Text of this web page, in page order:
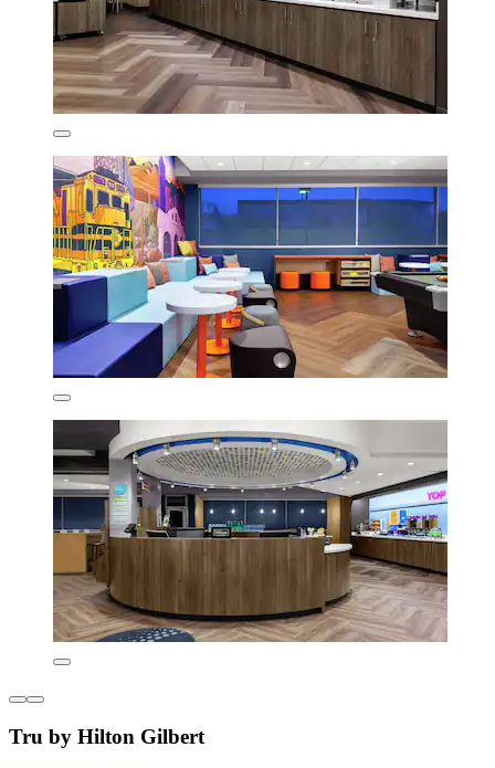
Tru by Hilton Gilbert